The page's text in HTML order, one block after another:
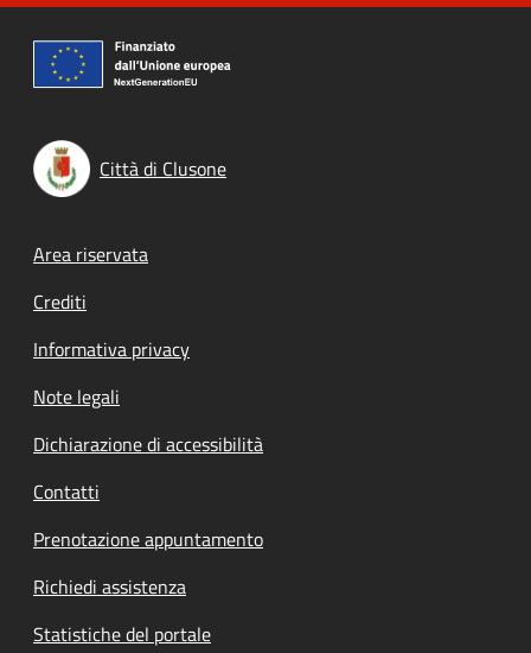
Città di Clusone
Footer menu
Area riservata
Crediti
Informativa privacy
Note legali
Dichiarazione di accessibilità
Contatti
Prenotazione appuntamento
Richiedi assistenza
Statistiche del portale